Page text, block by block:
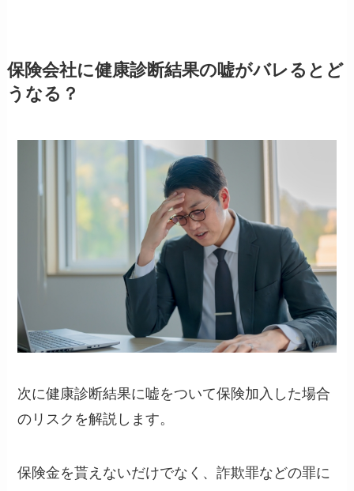
保険会社に健康診断結果の嘘がバレるとど
うなる？
次に健康診断結果に嘘をついて保険加入した場合
のリスクを解説します。
保険金を貰えないだけでなく、詐欺罪などの罪に